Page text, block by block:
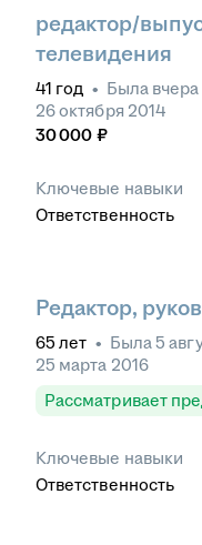
редактор/
телевидения
41 год • Была вчера
26 октября 2014
30 000 ₽
Ключевые навыки
Ответственность
Редактор,
65 лет • Была5
25 марта 2016
Рассматривает
Ключевые навыки
Ответственность